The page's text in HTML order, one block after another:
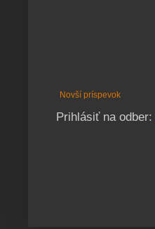
Novší príspevok
Prihlásiť na odber: